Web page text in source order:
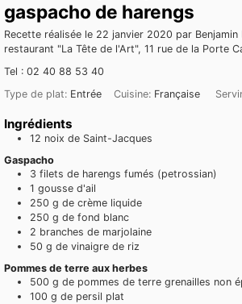
gaspacho de harengs
Recette réalisée le 22 janvier 2020 par Benjamin
restaurant "La Tête de l'Art", 11 rue de la Porte
Tel : 02 40 88 53 40
Type de plat: Entrée Cuisine: Française
Ingrédients
12 noix de Saint-Jacques
Gaspacho
3 filets de harengs fumés (petrossian)
1 gousse d'ail
250 g de crème liquide
250 g de fond blanc
2 branches de marjolaine
50 g de vinaigre de riz
Pommes de terre aux herbes
500 g de pommes de terre grenailles non
100 g de persil plat